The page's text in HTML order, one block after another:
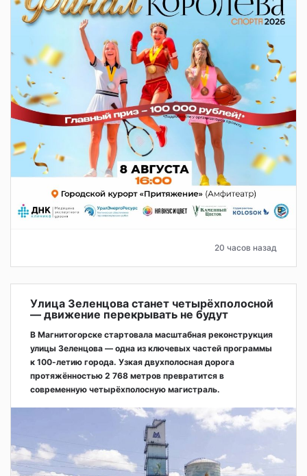
20 часов назад
Улица Зеленцова станет четырёхполосной
— движение перекрывать не будут
В Магнитогорске стартовала масштабная реконструкция
улицы Зеленцова — одна из ключевых частей программы
к 100-летию города. Узкая двухполосная дорога
протяжённостью 2 768 метров превратится в
современную четырёхполосную магистраль.